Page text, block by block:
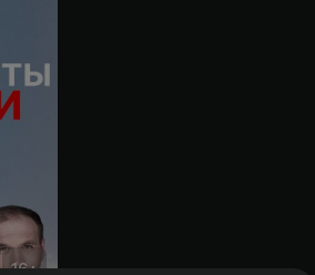
16+